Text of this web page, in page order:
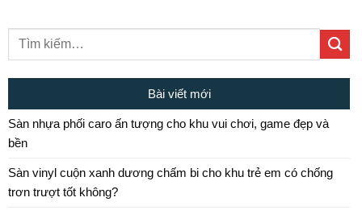
Bài viết mới
Sàn nhựa phối caro ấn tượng cho khu vui chơi, game đẹp và
bền
Sàn vinyl cuộn xanh dương chấm bi cho khu trẻ em có chống
trơn trượt tốt không?